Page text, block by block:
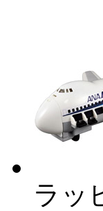
ラッ